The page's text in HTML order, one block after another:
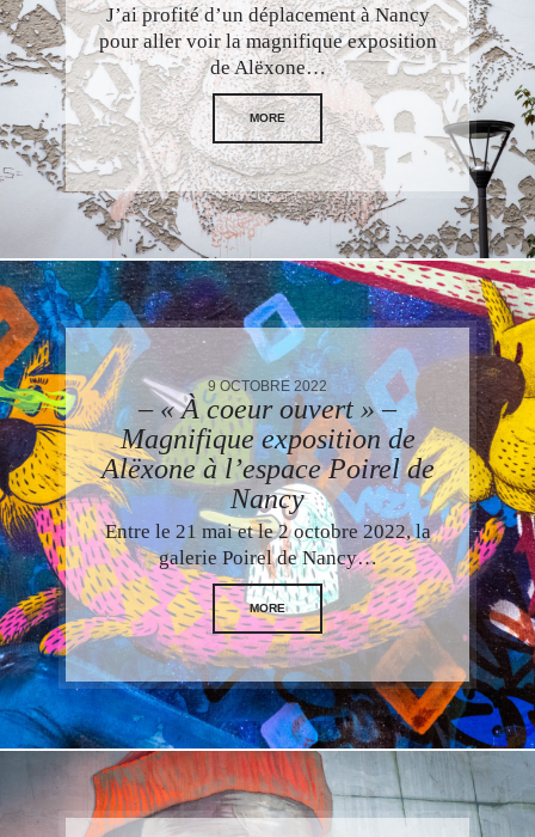
J’ai profité d’un déplacement à Nancy
pour aller voir la magnifique exposition
de Alëxone…
MORE
9 OCTOBRE 2022
– « À coeur ouvert » –
Magnifique exposition de
Alëxone à l’espace Poirel de
Nancy
Entre le 21 mai et le 2 octobre 2022, la
galerie Poirel de Nancy…
MORE